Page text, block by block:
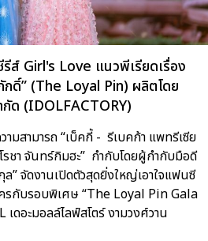
ส์ Girl's Love แนวพีเรียดเรื่อง
กดิ์” (The Loyal Pin) ผลิตโดย
ด (IDOLFACTORY)
ามสามารถ “เบ็คกี้ - รีเบคก้า แพทรีเซีย
รชา จันทร์กิมฮะ” กำกับโดยผู้กำกับมือดี
” จัดงานเปิดตัวสุดยิ่งใหญ่เอาใจแฟนซี
รกับรอบพิเศษ “The Loyal Pin Gala
อะมอลล์ไลฟ์สโตร์ งามวงศ์วาน